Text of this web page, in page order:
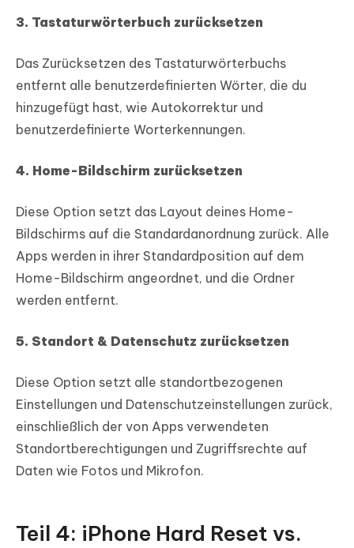
3. Tastaturwörterbuch zurücksetzen
Das Zurücksetzen des Tastaturwörterbuchs
entfernt alle benutzerdefinierten Wörter, die du
hinzugefügt hast, wie Autokorrektur und
benutzerdefinierte Worterkennungen.
4. Home-Bildschirm zurücksetzen
Diese Option setzt das Layout deines Home-
Bildschirms auf die Standardanordnung zurück. Alle
Apps werden in ihrer Standardposition auf dem
Home-Bildschirm angeordnet, und die Ordner
werden entfernt.
5. Standort & Datenschutz zurücksetzen
Diese Option setzt alle standortbezogenen
Einstellungen und Datenschutzeinstellungen zurück,
einschließlich der von Apps verwendeten
Standortberechtigungen und Zugriffsrechte auf
Daten wie Fotos und Mikrofon.
Teil 4: iPhone Hard Reset vs.